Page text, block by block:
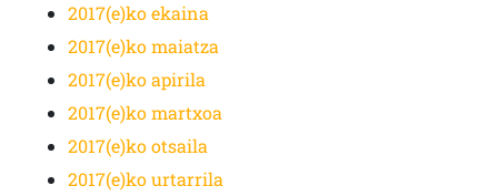
2017(e)ko ekaina
2017(e)ko maiatza
2017(e)ko apirila
2017(e)ko martxoa
2017(e)ko otsaila
2017(e)ko urtarrila